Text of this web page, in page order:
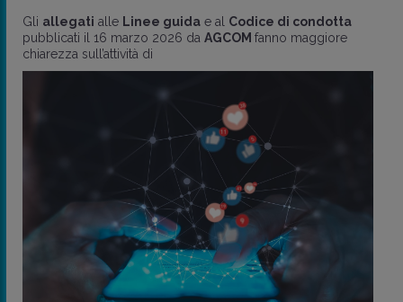
Gli allegati alle Linee guida e al Codice di condotta
pubblicati il 16 marzo 2026 da AGCOM fanno maggiore
chiarezza sull’attività di